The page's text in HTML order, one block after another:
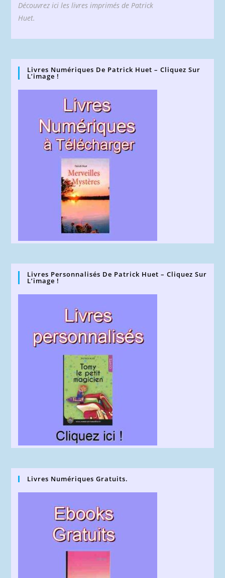
Découvrez ici les livres imprimés de Patrick
Huet.
Livres Numériques De Patrick Huet – Cliquez Sur
L’image !
Livres Personnalisés De Patrick Huet – Cliquez Sur
L’image !
Livres Numériques Gratuits.